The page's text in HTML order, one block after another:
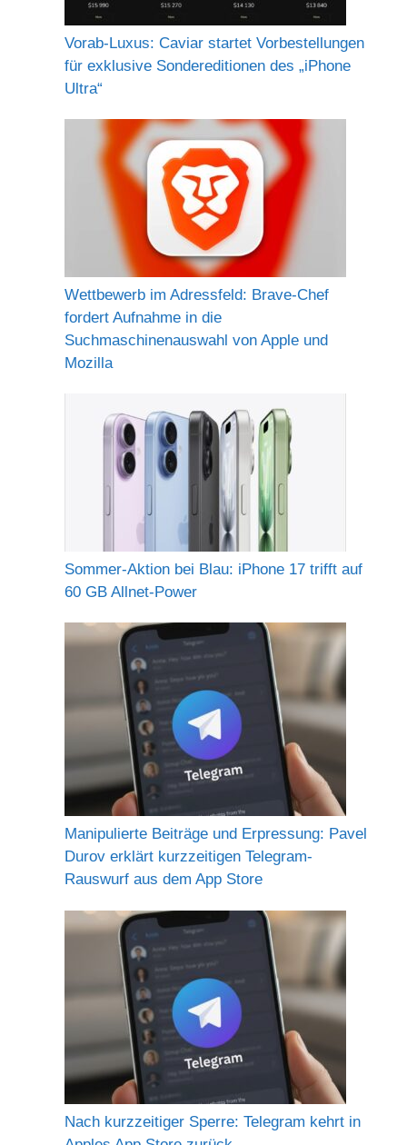
Vorab-Luxus: Caviar startet Vorbestellungen
für exklusive Sondereditionen des „iPhone
Ultra“
Wettbewerb im Adressfeld: Brave-Chef
fordert Aufnahme in die
Suchmaschinenauswahl von Apple und
Mozilla
Sommer-Aktion bei Blau: iPhone 17 trifft auf
60 GB Allnet-Power
Manipulierte Beiträge und Erpressung: Pavel
Durov erklärt kurzzeitigen Telegram-
Rauswurf aus dem App Store
Nach kurzzeitiger Sperre: Telegram kehrt in